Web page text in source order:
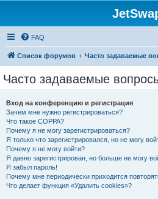
FAQ
Список форумов Часто задаваемые
Часто задаваемые
Вход на конференцию и регистрация
Зачем мне нужно регистрироваться?
Что такое COPPA?
Почему я не могу зарегистрироваться?
Я только что зарегистрировался, но не могу
Почему я не могу войти?
Я давно зарегистрирован, но больше не могу
Я забыл пароль!
Почему мне периодически приходится
Что делает функция «Удалить cookies»?